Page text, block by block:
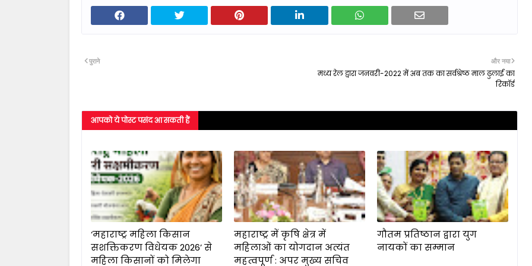
और नया
मध्य रेल द्वारा जनवरी-2022 में अब तक का सर्वश्रेष्ठ माल ढुलाई का
रिकॉर्ड
पुराने
आपको ये पोस्ट पसंद आ सकती हैं
‘महाराष्ट्र महिला किसान
सशक्तिकरण विधेयक 2026’ से
महिला किसानों को मिलेगा
महाराष्ट्र में कृषि क्षेत्र में
महिलाओं का योगदान अत्यंत
महत्वपूर्ण : अपर मुख्य सचिव
गौतम प्रतिष्ठान द्वारा युग
नायकों का सम्मान